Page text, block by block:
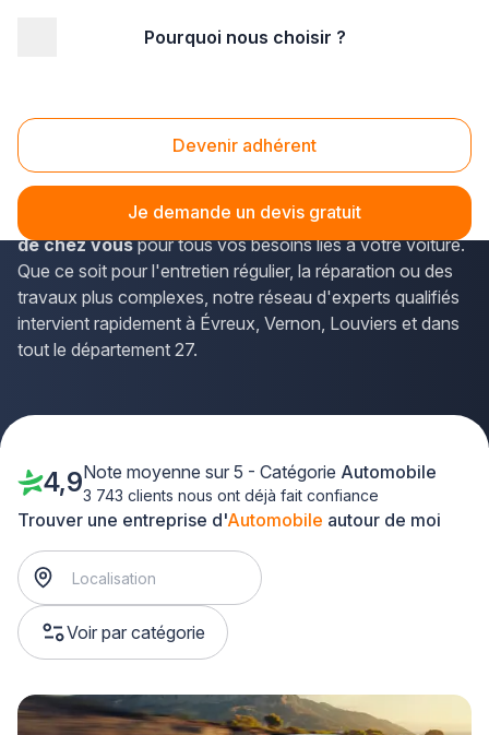
Pourquoi nous choisir ?
Devenir adhérent
Je demande un devis gratuit
Automobile Eure (27)
Vous recherchez un professionnel de l'automobile de
confiance dans l'Eure ? La solution Plus que pro vous
met en relation avecles entreprises spécialisées près
de chez vouspour tous vos besoins liés à votre voiture.
Que ce soit pour l'entretien régulier, la réparation ou des
travaux plus complexes, notre réseau d'experts qualifiés
intervient rapidement à Évreux, Vernon, Louviers et dans
tout le département 27.
Trouver une entreprise d'Automobile autour de moi
Voir par catégorie
4,9Note moyenne sur 5 - Catégorie Automobile
3 743 clients nous ont déjà fait confiance